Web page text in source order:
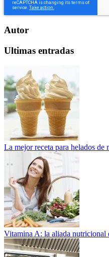
Autor
Ultimas entradas
La mejor receta para helados
Vitamina A: la aliada nutricional